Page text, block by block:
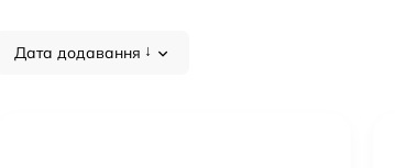
Дата додавання